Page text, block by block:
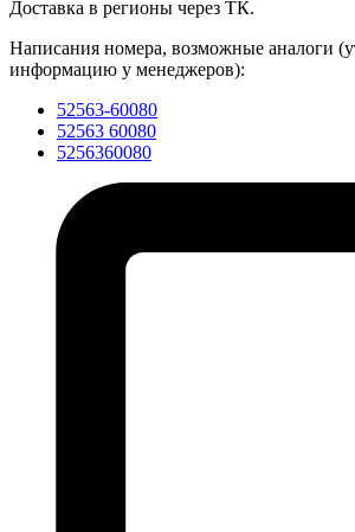
Доставка в регионы через ТК.
Написания номера, возможные аналоги
информацию у менеджеров):
52563-60080
52563 60080
5256360080